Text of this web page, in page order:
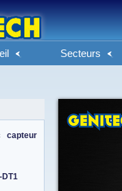
Secteurs
capteur